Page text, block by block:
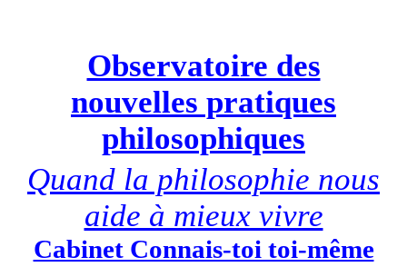
Observatoire des
nouvelles pratiques
philosophiques
Quand la philosophie nous
aide à mieux vivre
Cabinet Connais-toi toi-même